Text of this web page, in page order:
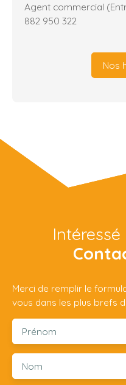
Agent commercial
882 950 322
Nos
Merci de remplir le
vous dans les plus brefs
Prénom
Nom